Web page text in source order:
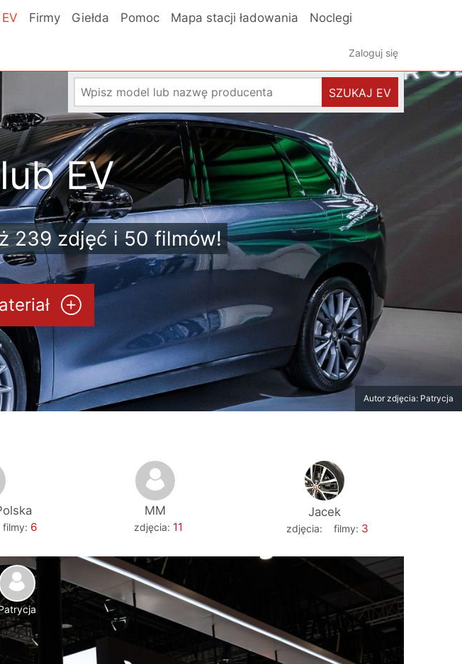
Firmy Giełda Pomoc Mapa stacji ładowania Noclegi
Zaloguj się
SZUKAJ EV
EV
239 zdjęć i 50 filmów!
Autor zdjęcia: Patrycja
filmy: 6
MM
zdjęcia: 11
Jacek
zdjęcia: filmy: 3